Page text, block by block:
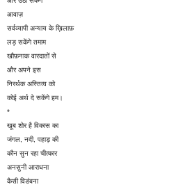
आवाज़
सर्वव्यापी अन्याय के ख़िलाफ़
लड़ सकेंगे तमाम
खौफ़नाक वारदातों से
और अपने इस
निरर्थक अस्तित्व को
कोई अर्थ दे सकेंगे हम।
*
खूब शोर है विकास का
जंगल, नदी, पहाड़ की
कौन सुन रहा चीत्कार
अनसुनी आराधना
कैसी विडंबना